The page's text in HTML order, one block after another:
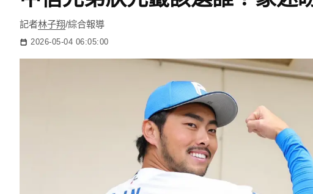
記者林子翔/綜合報導
2026-05-04 06:05:00